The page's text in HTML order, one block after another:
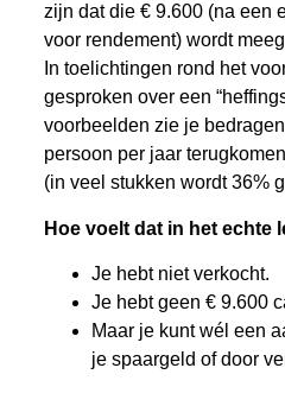
zijn dat die € 9.600 (na een
voor rendement) wordt
In toelichtingen rond het
gesproken over een
voorbeelden zie je
persoon per jaar
(in veel stukken wordt 36%
Hoe voelt dat in het echte
Je hebt niet verkocht.
Je hebt geen € 9.600
Maar je kunt wél een
je spaargeld of door